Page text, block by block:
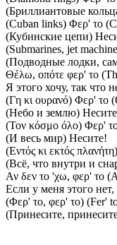
(Бриллиантовые
(Cuban links) Φερ' το
(Кубинские цепи)
(Submarines, jet
(Подводные лодки,
Θέλω, οπότε φερ' το
Я этого хочу, так что
(Γη κι ουρανό) Φερ' το
(Небо и землю)
(Τον κόσμο όλο) Φερ'
(И весь мир) Несите!
(Εντός κι εκτός
(Всё, что внутри и
Αν δεν το 'χω, φερ' το
Если у меня этого
(Φερ' το, φερ' το) (Fer'
(Принесите,